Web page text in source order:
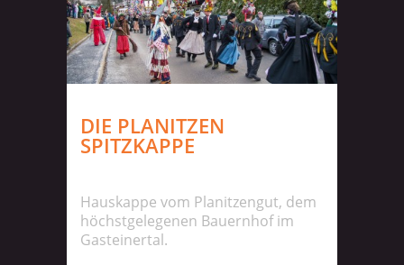
DIE PLANITZEN
SPITZKAPPE
Hauskappe vom Planitzengut, dem
höchstgelegenen Bauernhof im
Gasteinertal.